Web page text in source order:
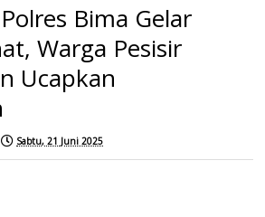
Bima Gelar
Warga Pesisir
Ucapkan
Sabtu, 21 Juni 2025